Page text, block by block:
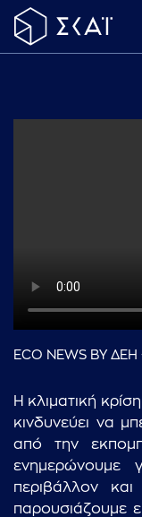
ECO NEWS BY
Η κλιματική
κινδυνεύει να
από την
ενημερώνουμε
περιβάλλον
παρουσιάζουμε